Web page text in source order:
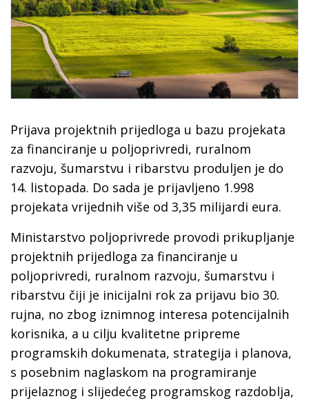
Prijava projektnih prijedloga u bazu projekata
za financiranje u poljoprivredi, ruralnom
razvoju, šumarstvu i ribarstvu produljen je do
14. listopada. Do sada je prijavljeno 1.998
projekata vrijednih više od 3,35 milijardi eura.
Ministarstvo poljoprivrede provodi prikupljanje
projektnih prijedloga za financiranje u
poljoprivredi, ruralnom razvoju, šumarstvu i
ribarstvu čiji je inicijalni rok za prijavu bio 30.
rujna, no zbog iznimnog interesa potencijalnih
korisnika, a u cilju kvalitetne pripreme
programskih dokumenata, strategija i planova,
s posebnim naglaskom na programiranje
prijelaznog i slijedećeg programskog razdoblja,